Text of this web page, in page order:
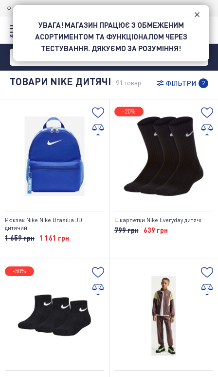
ДОСТАВКА ПО УКРАЇНІ
ТОВАРИ NIKE ДИТЯЧІ 91 товар ФІЛЬТРИ 2
Рюкзак Nike Nike Brasilia JDI
дитячий
1 659 грн 1 161 грн
-20%
Шкарпетки Nike Everyday дитячі
799 грн 639 грн
-50%
УВАГА! МАГАЗИН ПРАЦЮЄ З ОБМЕЖЕНИМ
АСОРТИМЕНТОМ ТА ФУНКЦІОНАЛОМ ЧЕРЕЗ
ТЕСТУВАННЯ. ДЯКУЄМО ЗА РОЗУМІННЯ!